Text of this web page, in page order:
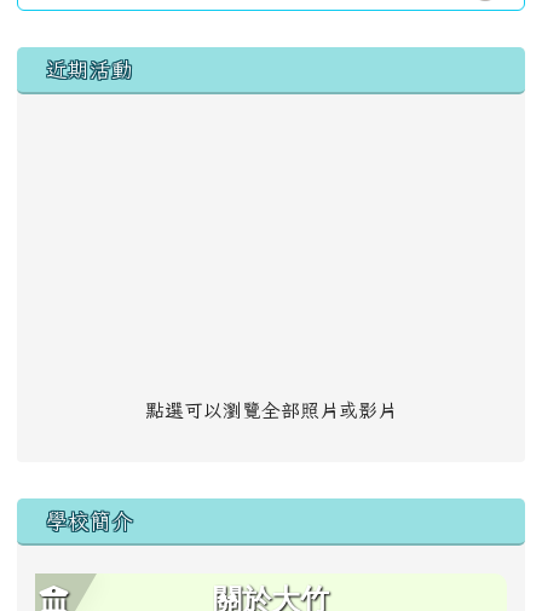
左邊區域內容
近期活動
點選可以瀏覽全部照片或影片
學校簡介
關於大竹